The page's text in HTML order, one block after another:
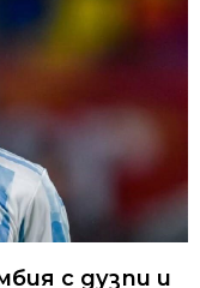
с дузпи и